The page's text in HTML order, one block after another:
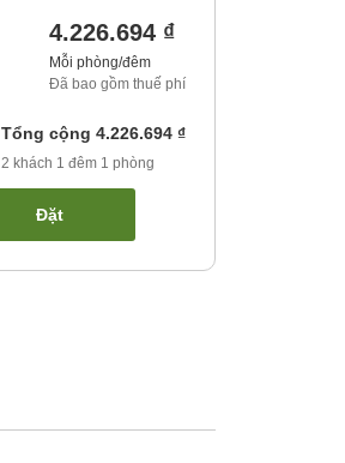
4.226.694 ₫
Mỗi phòng/đêm
Đã bao gồm thuế phí
Tổng cộng 4.226.694 ₫
2 khách 1 đêm 1 phòng
Đặt